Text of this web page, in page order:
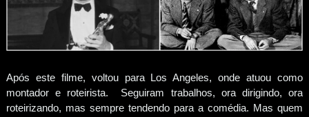
Após este filme, voltou para Los Angeles, onde atuou como
montador e roteirista. Seguiram trabalhos, ora dirigindo, ora
roteirizando, mas sempre tendendo para a comédia. Mas quem